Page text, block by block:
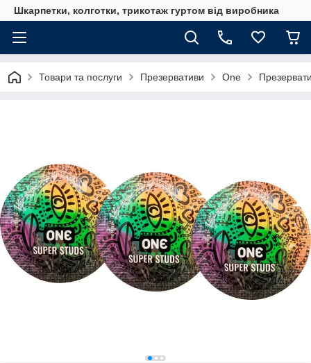
Шкарпетки, колготки, трикотаж гуртом від виробника
Товари та послуги Презервативи One